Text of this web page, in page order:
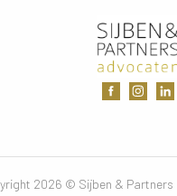
2026 © Sijben & Partners